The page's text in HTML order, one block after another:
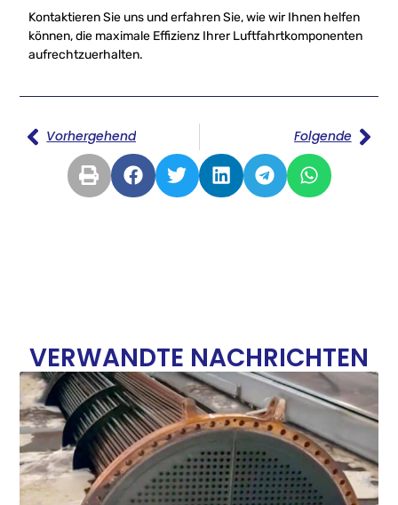
Kontaktieren Sie uns und erfahren Sie, wie wir Ihnen helfen
können, die maximale Effizienz Ihrer Luftfahrtkomponenten
aufrechtzuerhalten.
Vorhergehend Folgende
VERWANDTE NACHRICHTEN